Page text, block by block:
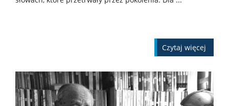
czytaj więcej